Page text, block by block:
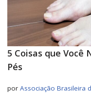
5 Coisas que Você
Pés
por Associação Brasileira